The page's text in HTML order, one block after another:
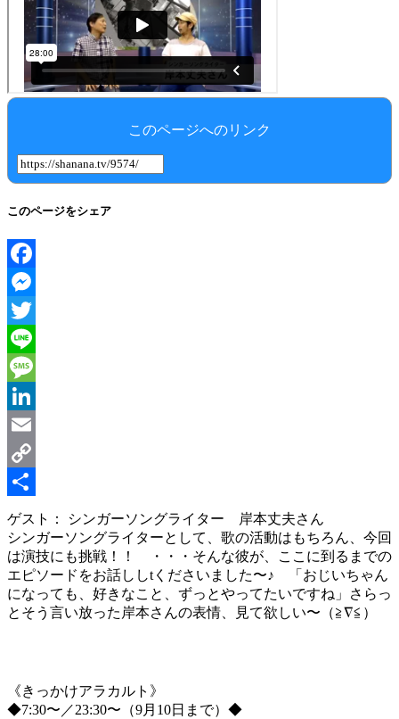
このページへのリンク
このページをシェア
Facebook
Messenger
Twitter
Line
Message
LinkedIn
Email
Copy
Link
共
有
ゲスト： シンガーソングライター 岸本丈夫さん
シンガーソングライターとして、歌の活動はもちろん、今回
は演技にも挑戦！！ ・・・そんな彼が、ここに到るまでの
エピソードをお話ししtくださいました〜♪ 「おじいちゃん
になっても、好きなこと、ずっとやってたいですね」さらっ
とそう言い放った岸本さんの表情、見て欲しい〜（≧∇≦）
《きっかけアラカルト》
◆7:30〜／23:30〜（9月10日まで）◆